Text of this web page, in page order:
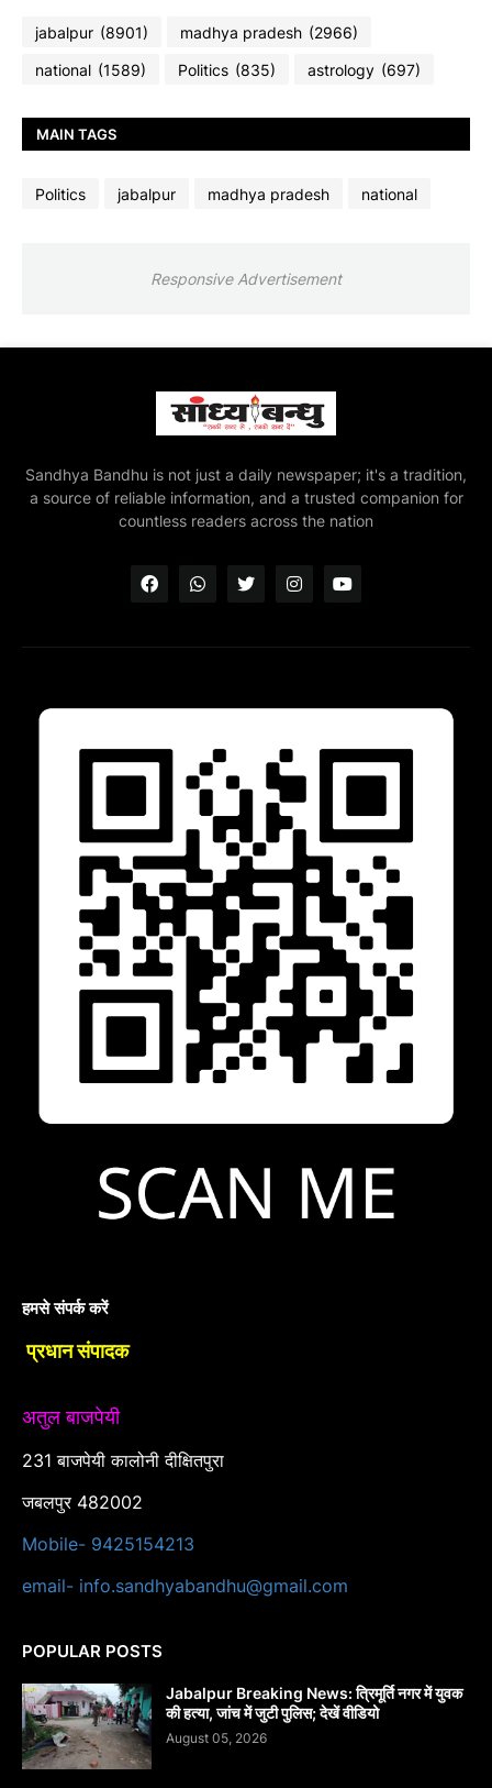
jabalpur (8901) madhya pradesh (2966)
national (1589) Politics (835) astrology (697)
MAIN TAGS
Politics jabalpur madhya pradesh national
Responsive Advertisement
Sandhya Bandhu is not just a daily newspaper; it's a tradition,
a source of reliable information, and a trusted companion for
countless readers across the nation
हमसे संपर्क करें
प्रधान संपादक
अतुल बाजपेयी
231 बाजपेयी कालोनी दीक्षितपुरा
जबलपुर 482002
Mobile- 9425154213
email- info.sandhyabandhu@gmail.com
POPULAR POSTS
Jabalpur Breaking News: त्रिमूर्ति नगर में युवक
की हत्या, जांच में जुटी पुलिस; देखें वीडियो
August 05, 2026